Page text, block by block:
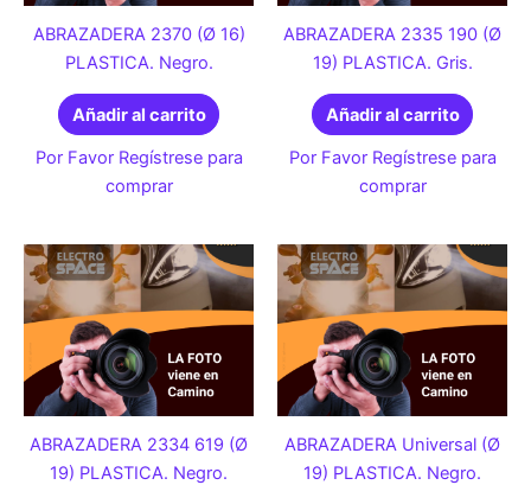
ABRAZADERA 2370 (Ø 16)
PLASTICA. Negro.
Añadir al carrito
Por Favor Regístrese para
comprar
ABRAZADERA 2335 190 (Ø
19) PLASTICA. Gris.
Añadir al carrito
Por Favor Regístrese para
comprar
ABRAZADERA 2334 619 (Ø
19) PLASTICA. Negro.
ABRAZADERA Universal (Ø
19) PLASTICA. Negro.